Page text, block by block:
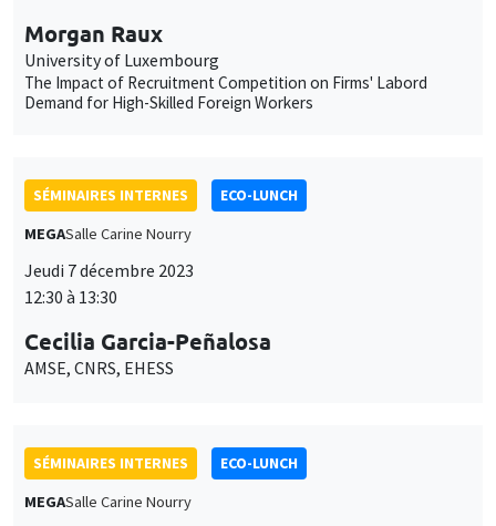
SÉMINAIRES INTERNES
ECO-LUNCH
MEGASalle Carine Nourry
12:30 à 13:30
Cecilia Garcia-Peñalosa
AMSE, CNRS, EHESS
SÉMINAIRES INTERNES
ECO-LUNCH
MEGASalle Carine Nourry
12:30 à 13:30
Alain Venditti
AMSE